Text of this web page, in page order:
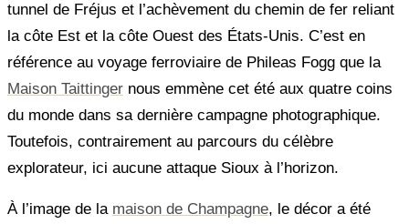
tunnel de Fréjus et l’achèvement du chemin de fer reliant
la côte Est et la côte Ouest des États-Unis. C’est en
référence au voyage ferroviaire de Phileas Fogg que la
Maison Taittinger nous emmène cet été aux quatre coins
du monde dans sa dernière campagne photographique.
Toutefois, contrairement au parcours du célèbre
explorateur, ici aucune attaque Sioux à l’horizon.
À l’image de la maison de Champagne, le décor a été